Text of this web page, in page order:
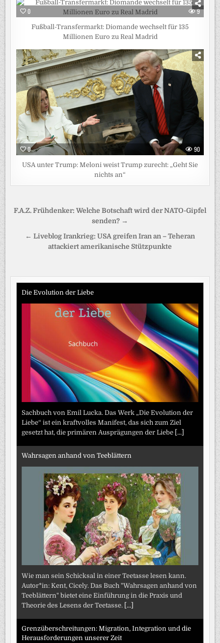
0 9
Fußball-Transfermarkt: Diomande wechselt für 135
Millionen Euro zu Real Madrid
0 90
USA unter Trump: Meloni weist Trump zurecht: „Geht Sie
nichts an“
Beitragsnavigation
F.A.Z. Frühdenker: Welche Botschaft wird der NATO-Gipfel
senden? →
← Liveblog Irankrieg: USA greifen Iran an – Teheran
attackiert amerikanische Stützpunkte
Die Evolution der Liebe
Sachbuch von Emil Lucka. Das Werk „Die Evolution der
Liebe“ ist ein kraftvolles Manifest, das sich zum Ziel
gesetzt hat, die primären Ausprägungen der Liebe [...]
Wahrsagen anhand von Teeblättern
Wie man sein Schicksal in einer Teetasse lesen kann.
Autor*in: Kent, Cicely. Das Buch "Wahrsagen anhand von
Teeblättern" bietet eine Einführung in die Praxis und
Theorie des Lesens der Teetasse. [...]
Grenzüberschreitungen: Migration, Integration und die
Herausforderungen unserer Zeit